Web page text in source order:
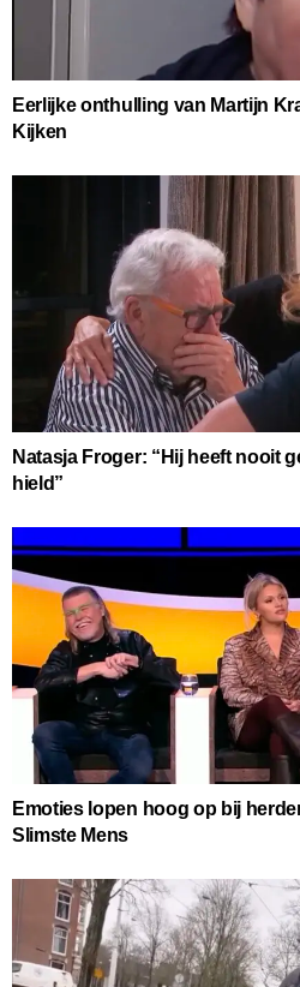
Eerlijke onthulling van Martijn
Kijken
Natasja Froger: “Hij heeft nooit
hield”
Emoties lopen hoog op bij
Slimste Mens